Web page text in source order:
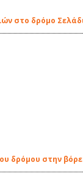
στο δρόμο
δρόμου στην